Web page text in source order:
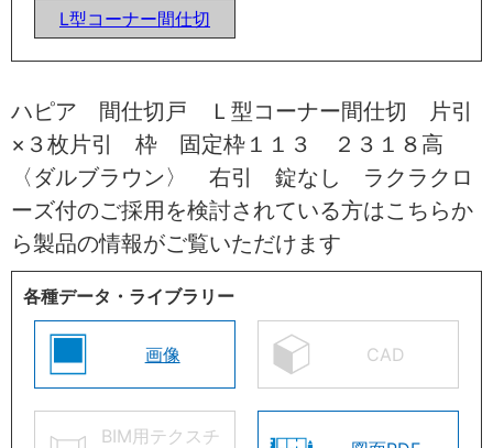
L型コーナー間仕切
ハピア 間仕切戸 Ｌ型コーナー間仕切 片引
×３枚片引 枠 固定枠１１３ ２３１８高
〈ダルブラウン〉 右引 錠なし ラクラクロ
ーズ付のご採用を検討されている方はこちらか
ら製品の情報がご覧いただけます
各種データ・ライブラリー
画像 CAD
BIM用テクスチ